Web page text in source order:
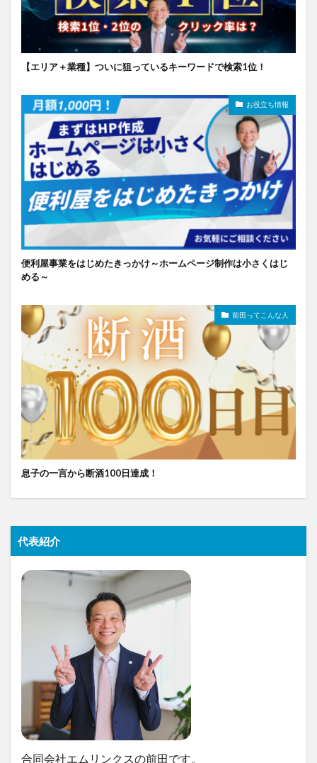
【エリア＋業種】ついに狙っているキーワードで検索1位！
お役立ち情報
便利屋事業をはじめたきっかけ～ホームページ制作は小さくはじ
める～
前田ってこんな人
息子の一言から断酒100日達成！
代表紹介
合同会社エムリンクスの前田です。